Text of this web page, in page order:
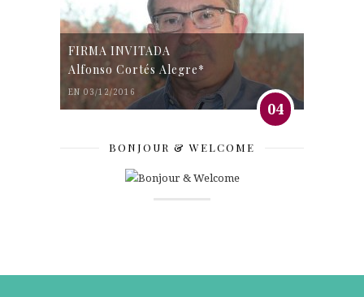
FIRMA INVITADA
Alfonso Cortés Alegre*
EN 03/12/2016
04
BONJOUR & WELCOME